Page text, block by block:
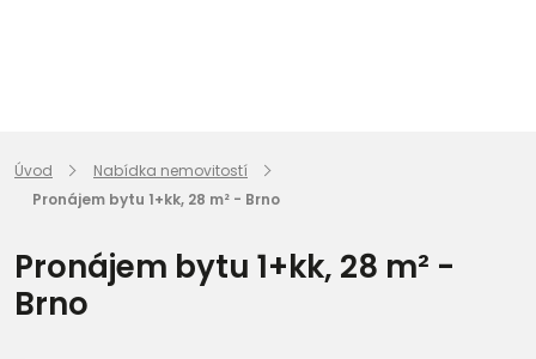
Úvod
Nabídka nemovitostí
Pronájem bytu 1+kk, 28 m² - Brno
Pronájem bytu 1+kk, 28 m² -
Brno